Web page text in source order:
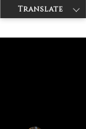
神戸牛ダイヤ > 神
Translate